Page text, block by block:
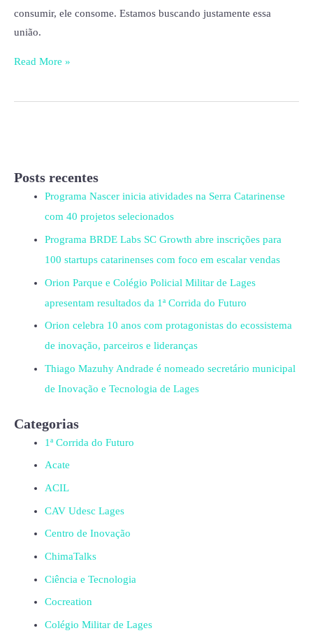
consumir, ele consome. Estamos buscando justamente essa
união.
Read More »
Posts recentes
Programa Nascer inicia atividades na Serra Catarinense
com 40 projetos selecionados
Programa BRDE Labs SC Growth abre inscrições para
100 startups catarinenses com foco em escalar vendas
Orion Parque e Colégio Policial Militar de Lages
apresentam resultados da 1ª Corrida do Futuro
Orion celebra 10 anos com protagonistas do ecossistema
de inovação, parceiros e lideranças
Thiago Mazuhy Andrade é nomeado secretário municipal
de Inovação e Tecnologia de Lages
Categorias
1ª Corrida do Futuro
Acate
ACIL
CAV Udesc Lages
Centro de Inovação
ChimaTalks
Ciência e Tecnologia
Cocreation
Colégio Militar de Lages